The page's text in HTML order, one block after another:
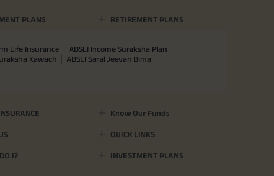
PLANS RETIREMENT PLANS
Life Insurance
ABSLI Income Suraksha Plan
Kawach
ABSLI Saral Jeevan Bima
Know Our Funds
QUICK LINKS
I? INVESTMENT PLANS